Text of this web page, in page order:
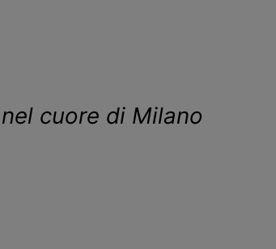
cuore di Milano